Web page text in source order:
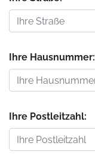
Ihre Hausnummer:
Ihre Postleitzahl: